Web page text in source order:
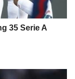
35 Serie A